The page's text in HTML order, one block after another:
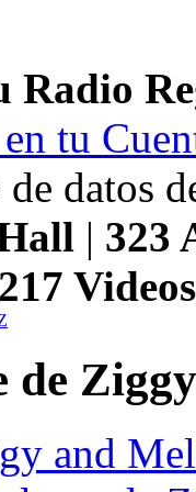
Radio
tu
de datos
| 323
de
and